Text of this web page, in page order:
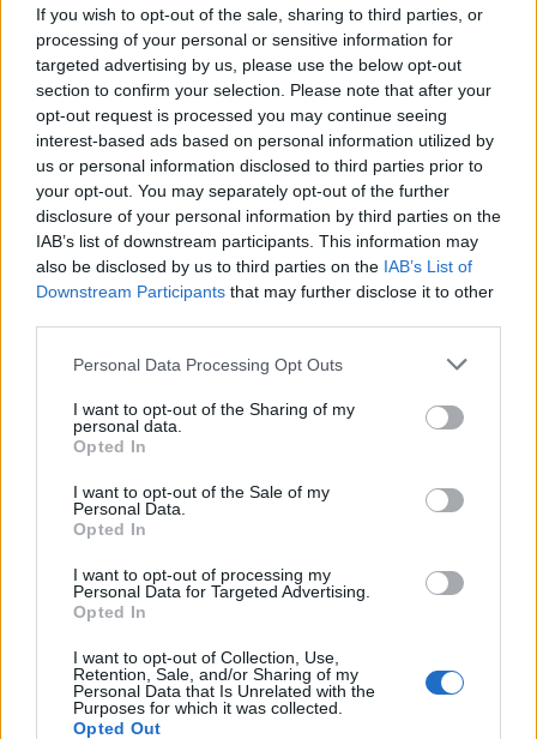
If you wish to opt-out of the sale, sharing to third parties, or
processing of your personal or sensitive information for
targeted advertising by us, please use the below opt-out
section to confirm your selection. Please note that after your
opt-out request is processed you may continue seeing
interest-based ads based on personal information utilized by
us or personal information disclosed to third parties prior to
your opt-out. You may separately opt-out of the further
disclosure of your personal information by third parties on the
IAB’s list of downstream participants. This information may
also be disclosed by us to third parties on the IAB’s List of
Downstream Participants that may further disclose it to other
Please note that this website/app uses one or more Google
not limited to your visit or usage behaviour. You may click to
grant or deny consent to Google and its third-party tags to
use your data for below specified purposes in below Google
consent section.
Personal Data Processing Opt Outs
I want to opt-out of the Sharing of my
personal data.
Opted In
I want to opt-out of the Sale of my
Personal Data.
Opted In
I want to opt-out of processing my
Personal Data for Targeted Advertising.
Opted In
I want to opt-out of Collection, Use,
Retention, Sale, and/or Sharing of my
Personal Data that Is Unrelated with the
Purposes for which it was collected.
Opted Out
Országos hírek
A lakosságra is fontos szerep hárul a szúnyoginvázió
elkerülésében
Itt az ÉVOSZ megoldása a hőhullámok és
az energiakrízis kezelésére
Országos hírek
Miért éri meg Afrikában utat építeni?